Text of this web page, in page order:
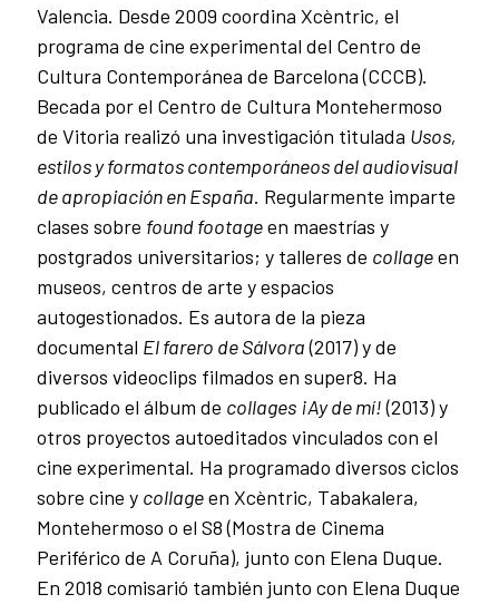
Valencia. Desde 2009 coordina Xcèntric, el
programa de cine experimental del Centro de
Cultura Contemporánea de Barcelona (CCCB).
Becada por el Centro de Cultura Montehermoso
de Vitoria realizó una investigación titulada Usos,
estilos y formatos contemporáneos del audiovisual
de apropiación en España. Regularmente imparte
clases sobre found footageen maestrías y
postgrados universitarios; y talleres de collageen
museos, centros de arte y espacios
autogestionados. Es autora de la pieza
documental El farero de Sálvora(2017) y de
diversos videoclips filmados en super8. Ha
publicado el álbum de collages ¡Ay de mí!(2013) y
otros proyectos autoeditados vinculados con el
cine experimental. Ha programado diversos ciclos
sobre cine y collageen Xcèntric, Tabakalera,
Montehermoso o el S8 (Mostra de Cinema
Periférico de A Coruña), junto con Elena Duque.
En 2018 comisarió también junto con Elena Duque